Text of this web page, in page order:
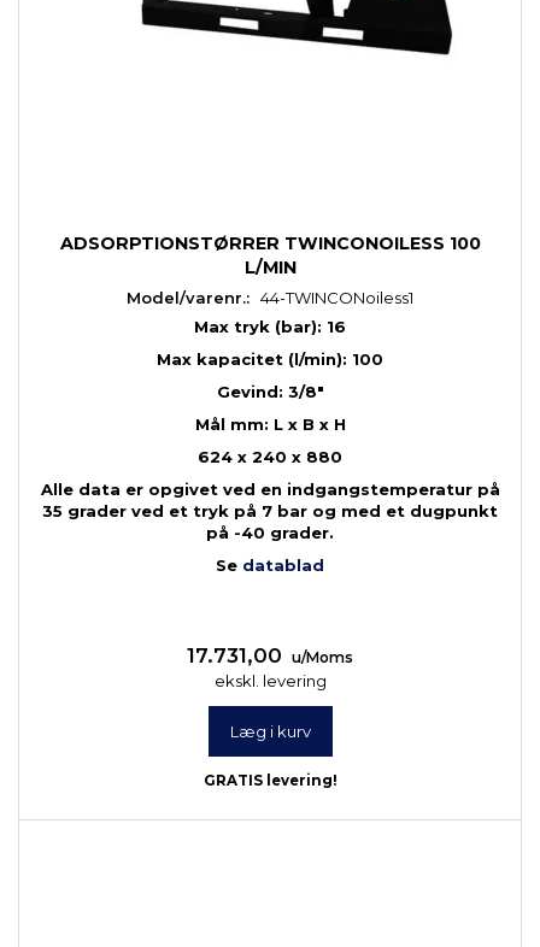
ADSORPTIONSTØRRER TWINCONOILESS 100
L/MIN
Model/varenr.: 44-TWINCONoiless1
Max tryk (bar): 16
Max kapacitet (l/min): 100
Gevind: 3/8"
Mål mm: L x B x H
624 x 240 x 880
Alle data er opgivet ved en indgangstemperatur på
35 grader ved et tryk på 7 bar og med et dugpunkt
på -40 grader.
Se datablad
17.731,00 u/Moms
ekskl. levering
Læg i kurv
GRATIS levering!